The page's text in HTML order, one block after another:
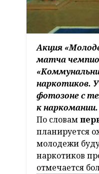
Акция
матча
наркотиков.
фотозоне с
к наркомании.
По словам
планируется
молодежи
наркотиков
отмечается